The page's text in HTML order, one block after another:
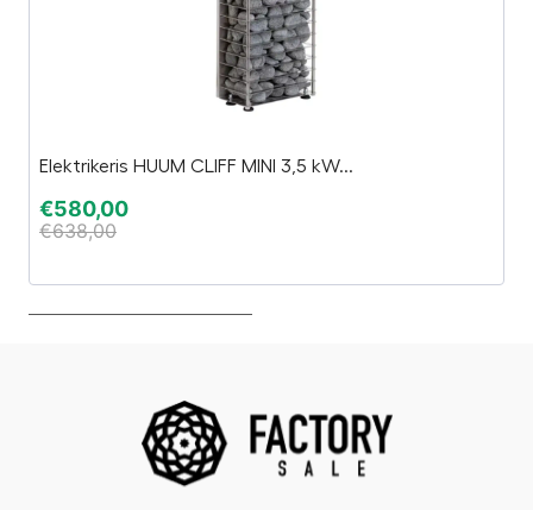
Elektrikeris HUUM CLIFF MINI 3,5 kW...
€580,00
€638,00